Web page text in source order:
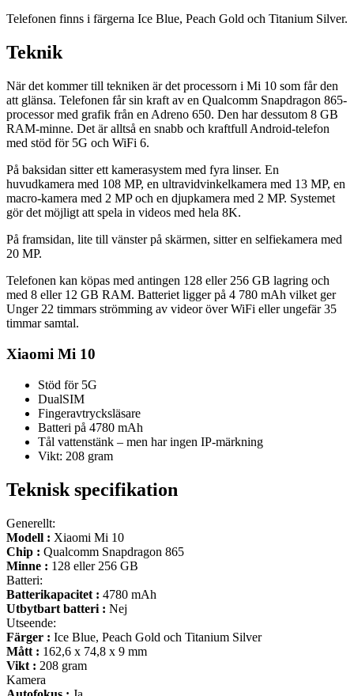
Telefonen finns i färgerna Ice Blue, Peach Gold och Titanium Silver.
Teknik
När det kommer till tekniken är det processorn i Mi 10 som får den
att glänsa. Telefonen får sin kraft av en Qualcomm Snapdragon 865-
processor med grafik från en Adreno 650. Den har dessutom 8 GB
RAM-minne. Det är alltså en snabb och kraftfull Android-telefon
med stöd för 5G och WiFi 6.
På baksidan sitter ett kamerasystem med fyra linser. En
huvudkamera med 108 MP, en ultravidvinkelkamera med 13 MP, en
macro-kamera med 2 MP och en djupkamera med 2 MP. Systemet
gör det möjligt att spela in videos med hela 8K.
På framsidan, lite till vänster på skärmen, sitter en selfiekamera med
20 MP.
Telefonen kan köpas med antingen 128 eller 256 GB lagring och
med 8 eller 12 GB RAM. Batteriet ligger på 4 780 mAh vilket ger
Unger 22 timmars strömming av videor över WiFi eller ungefär 35
timmar samtal.
Xiaomi Mi 10
Stöd för 5G
DualSIM
Fingeravtrycksläsare
Batteri på 4780 mAh
Tål vattenstänk – men har ingen IP-märkning
Vikt: 208 gram
Teknisk specifikation
Generellt:
Modell : Xiaomi Mi 10
Chip : Qualcomm Snapdragon 865
Minne : 128 eller 256 GB
Batteri:
Batterikapacitet : 4780 mAh
Utbytbart batteri : Nej
Utseende:
Färger : Ice Blue, Peach Gold och Titanium Silver
Mått : 162,6 x 74,8 x 9 mm
Vikt : 208 gram
Kamera